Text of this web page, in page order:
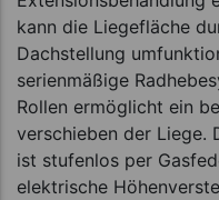
kann die Liegefläche
Dachstellung
serienmäßige
Rollen ermöglicht ein
verschieben der Liege.
ist stufenlos per
elektrische